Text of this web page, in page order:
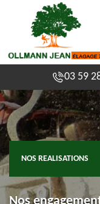
03 59
NOS REALISATIONS